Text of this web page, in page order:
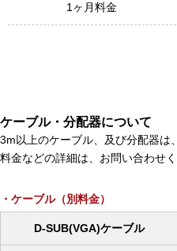
1ヶ月料金
ケーブル・分配器について
3m以上のケーブル、及び分配器は
料金などの詳細は、お問い合わせく
ケーブル（別料金）
D-SUB(VGA)ケーブル